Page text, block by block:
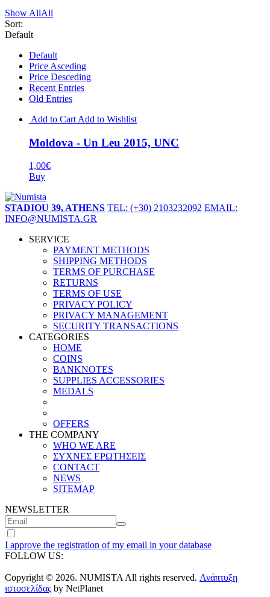
Show AllAll
Sort:
Default
Default
Price Asceding
Price Desceding
Recent Entries
Old Entries
Add to Cart Add to Wishlist
Moldova - Un Leu 2015, UNC
1,00€
Buy
STADIOU 39, ATHENS TEL: (+30) 2103232092 EMAIL:
INFO@NUMISTA.GR
SERVICE
PAYMENT METHODS
SHIPPING METHODS
TERMS OF PURCHASE
RETURNS
TERMS OF USE
PRIVACY POLICY
PRIVACY MANAGEMENT
SECURITY TRANSACTIONS
CATEGORIES
HOME
COINS
BANKNOTES
SUPPLIES ACCESSORIES
MEDALS
OFFERS
THE COMPANY
WHO WE ARE
ΣΥΧΝΕΣ ΕΡΩΤΗΣΕΙΣ
CONTACT
NEWS
SITEMAP
NEWSLETTER
I approve the registration of my email in your database
FOLLOW US:
Copyright © 2026. NUMISTA All rights reserved. Ανάπτυξη
ιστοσελίδας by NetPlanet